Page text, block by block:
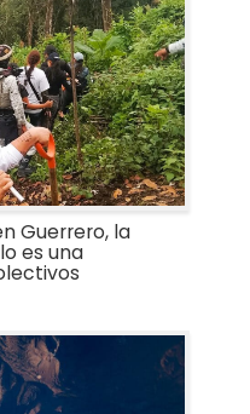
Guerrero, la
es una